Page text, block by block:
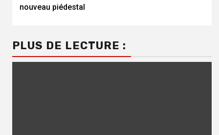
nouveau piédestal
PLUS DE LECTURE :